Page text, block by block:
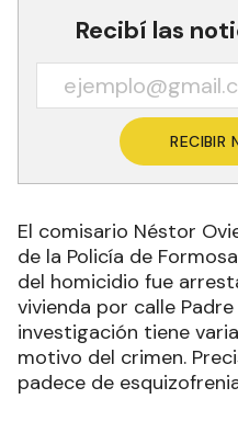
Recibí las
RECIBIR
El comisario Néstor
de la Policía de
del homicidio fue
vivienda por calle
investigación tiene
motivo del crimen.
padece de